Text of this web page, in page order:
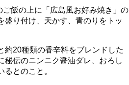
飯の上に「広島風お好み焼き」の
盛り付け、天かす、青のりをトッ
20種類の香辛料をブレンドした
秘伝のニンニク醤油ダレ、おろし
とのこと。